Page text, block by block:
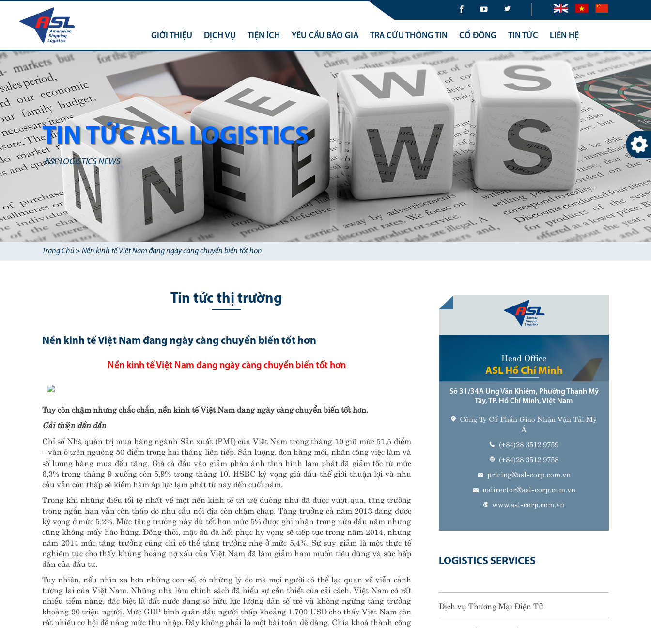
GIỚI THIỆU DỊCH VỤ TIỆN ÍCH YÊU CẦU BÁO GIÁ TRA CỨU THÔNG TIN CỔ ĐÔNG TIN TỨC LIÊN HỆ
TIN TỨC ASL LOGISTICS
ASL LOGISTICS NEWS
Trang Chủ > Nền kinh tế Việt Nam đang ngày càng chuyển biến tốt hơn
Tin tức thị trường
Nền kinh tế Việt Nam đang ngày càng chuyển biến tốt hơn
Nền kinh tế Việt Nam đang ngày càng chuyển biến tốt hơn
Tuy còn chậm nhưng chắc chắn, nền kinh tế Việt Nam đang ngày càng chuyển biến tốt hơn.
Cải thiện dần dần
Chỉ số Nhà quản trị mua hàng ngành Sản xuất (PMI) của Việt Nam trong tháng 10 giữ mức 51,5 điểm
– vẫn ở trên ngưỡng 50 điểm trong hai tháng liên tiếp. Sản lượng, đơn hàng mới, nhân công việc làm và
số lượng hàng mua đều tăng. Giá cả đầu vào giảm phản ánh tình hình lạm phát đã giảm tốc từ mức
6,3% trong tháng 9 xuống còn 5,9% trong tháng 10. HSBC kỳ vọng giá dầu thế giới thuận lợi và nhu
cầu vẫn còn thấp sẽ kiềm hãm áp lực lạm phát từ nay đến cuối năm.
Trong khi những điều tồi tệ nhất về một nền kinh tế trì trệ dường như đã được vượt qua, tăng trưởng
trong ngắn hạn vẫn còn thấp do nhu cầu nội địa còn chậm chạp. Tăng trưởng cả năm 2013 đang được
kỳ vọng ở mức 5,2%. Mức tăng trưởng này dù tốt hơn mức 5% được ghi nhận trong nửa đầu năm nhưng
cũng không mấy hào hứng. Đồng thời, mặt dù đà hồi phục hy vọng sẽ tiếp tục trong năm 2014, nhưng
năm 2014 mức tăng trưởng cũng chỉ có thể tăng trưởng nhẹ ở mức 5,4%. Sự suy giảm là một thực tế
nghiêm túc cho thấy khủng hoảng nợ xấu của Việt Nam đã làm giảm ham muốn tiêu dùng và sức hấp
dẫn của đầu tư.
Tuy nhiên, nếu nhìn xa hơn những con số, có những lý do mà mọi người có thể lạc quan về viễn cảnh
tương lai của Việt Nam. Những nhà làm chính sách đã hiểu sự cần thiết của cải cách. Việt Nam có rất
nhiều tiềm năng, đặc biệt là đất nước đang sở hữu lực lượng dân số trẻ và không ngừng tăng trưởng
khoảng 90 triệu người. Mức GDP bình quân đầu người thấp khoảng 1.700 USD cho thấy Việt Nam còn
rất nhiều cơ hội để nâng mức thu nhập. Đây không phải là một bài toán dễ dàng. Chìa khoá thành công
Head Office
ASL Hồ Chí Minh
Số 31/34A Ung Văn Khiêm, Phường Thạnh Mỹ
Tây, TP. Hồ Chí Minh, Việt Nam
Công Ty Cổ Phần Giao Nhận Vận Tải Mỹ
Á
(+84)28 3512 9759
(+84)28 3512 9758
pricing@asl-corp.com.vn
mdirector@asl-corp.com.vn
www.asl-corp.com.vn
LOGISTICS SERVICES
Dịch vụ Thương Mại Điện Tử